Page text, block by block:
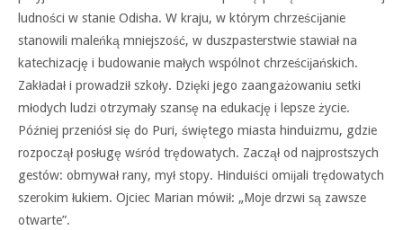
ludności w stanie Odisha. W kraju, w którym chrześcĳanie
stanowili maleńką mniejszość, w duszpasterstwie stawiał na
katechizację i budowanie małych wspólnot chrześcĳańskich.
Zakładał i prowadził szkoły. Dzięki jego zaangażowaniu setki
młodych ludzi otrzymały szansę na edukację i lepsze życie.
Później przeniósł się do Puri, świętego miasta hinduizmu, gdzie
rozpoczął posługę wśród trędowatych. Zaczął od najprostszych
gestów: obmywał rany, mył stopy. Hinduiści omĳali trędowatych
szerokim łukiem. Ojciec Marian mówił: „Moje drzwi są zawsze
otwarte”.